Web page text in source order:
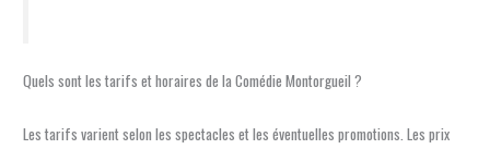
Quels sont les tarifs et horaires de la Comédie Montorgueil ?
Les tarifs varient selon les spectacles et les éventuelles promotions. Les prix